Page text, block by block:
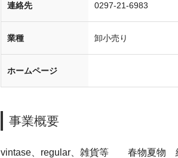
連絡先 0297-21-6983
業種 卸小売り
ホームページ
事業概要
vintase、regular、雑貨等 春物夏物